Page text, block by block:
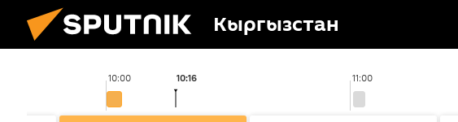
Кыргызстан
10:00 11:00
10:16